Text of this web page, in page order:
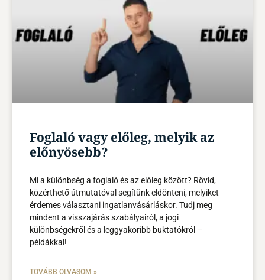
Foglaló vagy előleg, melyik az
előnyösebb?
Mi a különbség a foglaló és az előleg között? Rövid,
közérthető útmutatóval segítünk eldönteni, melyiket
érdemes választani ingatlanvásárláskor. Tudj meg
mindent a visszajárás szabályairól, a jogi
különbségekről és a leggyakoribb buktatókról –
példákkal!
TOVÁBB OLVASOM »